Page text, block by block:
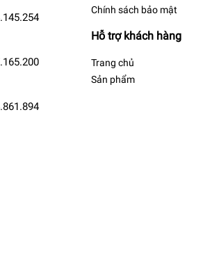
Chính sách bảo mật
Hỗ trợ khách hàng
Trang chủ
Sản phẩm